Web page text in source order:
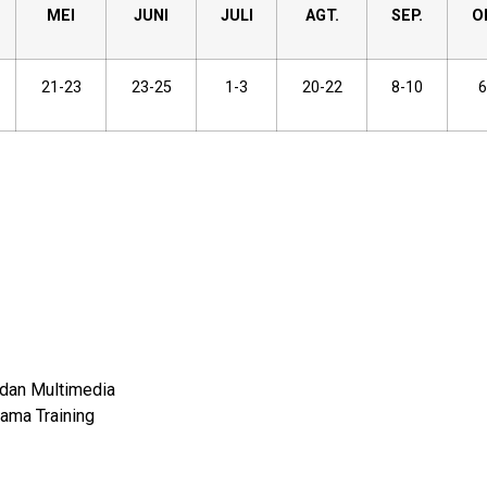
MEI JUNI JULI AGT. SEP.
21-23 23-25 1-3 20-22 8-10
Multimedia
Training